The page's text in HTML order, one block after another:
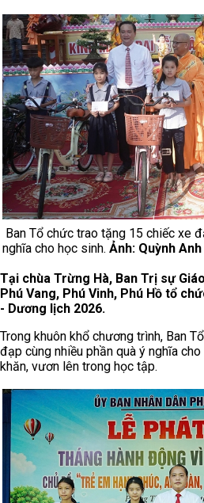
Ban Tổ chức trao tặng 15 chiếc xe
nghĩa cho học sinh. Ảnh: Quỳnh Anh
Tại chùa Trừng Hà, Ban Trị sự
Phú Vang, Phú Vinh, Phú Hồ tổ
- Dương lịch 2026.
Trong khuôn khổ chương trình, Ban
đạp cùng nhiều phần quà ý nghĩa
khăn, vươn lên trong học tập.